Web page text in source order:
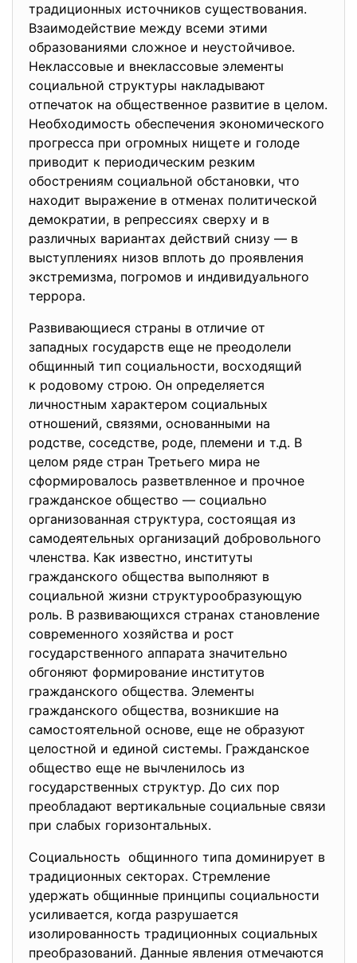
традиционных источников существования.
Взаимодействие между всеми этими
образованиями сложное и неустойчивое.
Неклассовые и внеклассовые элементы
социальной структуры накладывают
отпечаток на общественное развитие в целом.
Необходимость обеспечения экономического
прогресса при огромных нищете и голоде
приводит к периодическим резким
обострениям социальной обстановки, что
находит выражение в отменах политической
демократии, в репрессиях сверху и в
различных вариантах действий снизу — в
выступлениях низов вплоть до проявления
экстремизма, погромов и индивидуального
террора.
Развивающиеся страны в отличие от
западных государств еще не преодолели
общинный тип социальности, восходящий
к родовому строю. Он определяется
личностным характером социальных
отношений, связями, основанными на
родстве, соседстве, роде, племени и т.д. В
целом ряде стран Третьего мира не
сформировалось разветвленное и прочное
гражданское общество — социально
организованная структура, состоящая из
самодеятельных организаций добровольного
членства. Как известно, институты
гражданского общества выполняют в
социальной жизни структурообразующую
роль. В развивающихся странах становление
современного хозяйства и рост
государственного аппарата значительно
обгоняют формирование институтов
гражданского общества. Элементы
гражданского общества, возникшие на
самостоятельной основе, еще не образуют
целостной и единой системы. Гражданское
общество еще не вычленилось из
государственных структур. До сих пор
преобладают вертикальные социальные связи
при слабых горизонтальных.
Социальность общинного типа доминирует в
традиционных секторах. Стремление
удержать общинные принципы социальности
усиливается, когда разрушается
изолированность традиционных социальных
преобразований. Данные явления отмечаются